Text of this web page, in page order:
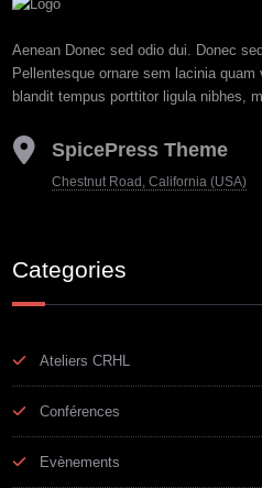
Aenean Donec sed odio dui. Donec
Pellentesque ornare sem lacinia
blandit tempus porttitor ligula nibhes,
SpicePress Theme
Chestnut Road, California (USA)
Categories
Ateliers CRHL
Conférences
Evènements